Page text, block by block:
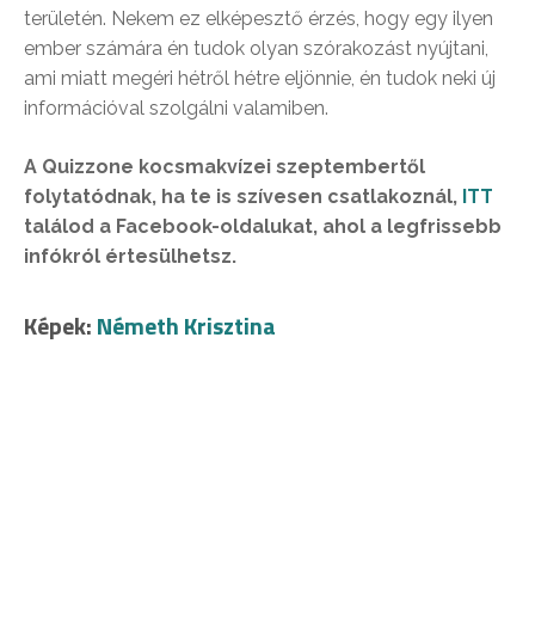
területén. Nekem ez elképesztő érzés, hogy egy ilyen
ember számára én tudok olyan szórakozást nyújtani,
ami miatt megéri hétről hétre eljönnie, én tudok neki új
információval szolgálni valamiben.
A Quizzone kocsmakvízei szeptembertől
folytatódnak, ha te is szívesen csatlakoznál, ITT
találod a Facebook-oldalukat, ahol a legfrissebb
infókról értesülhetsz.
Képek:Németh Krisztina